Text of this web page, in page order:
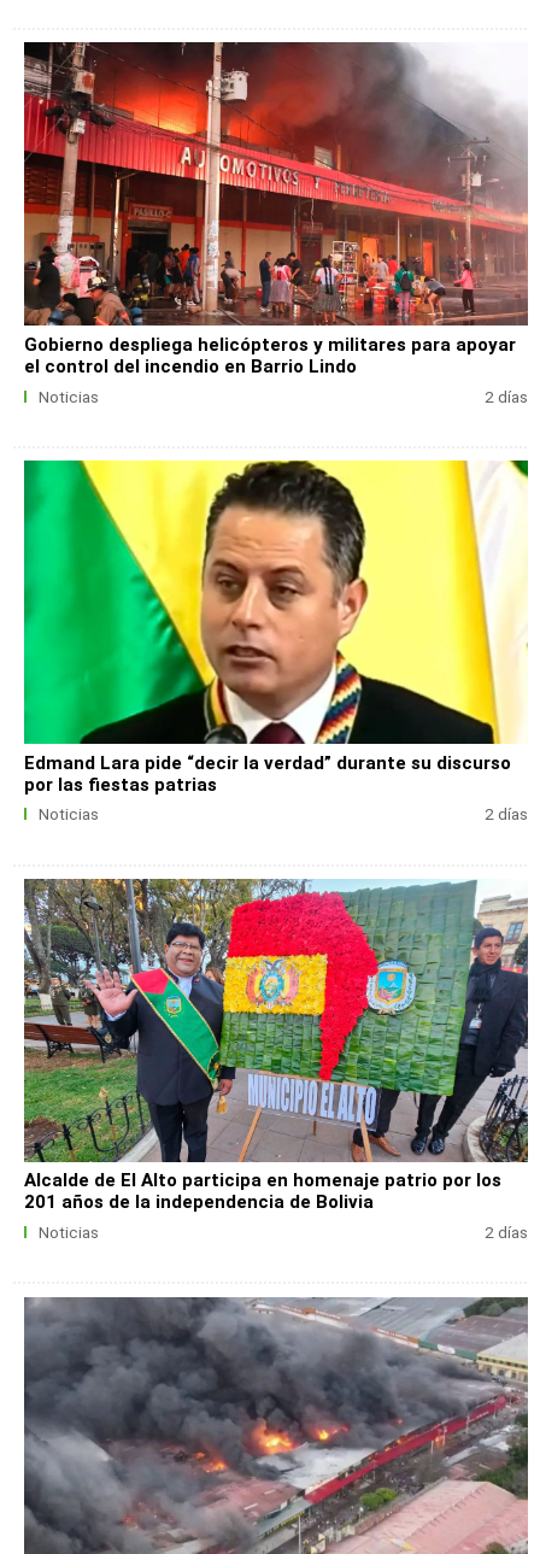
Gobierno despliega helicópteros y militares para apoyar
el control del incendio en Barrio Lindo
Noticias 2 días
Edmand Lara pide “decir la verdad” durante su discurso
por las fiestas patrias
Noticias 2 días
Alcalde de El Alto participa en homenaje patrio por los
201 años de la independencia de Bolivia
Noticias 2 días